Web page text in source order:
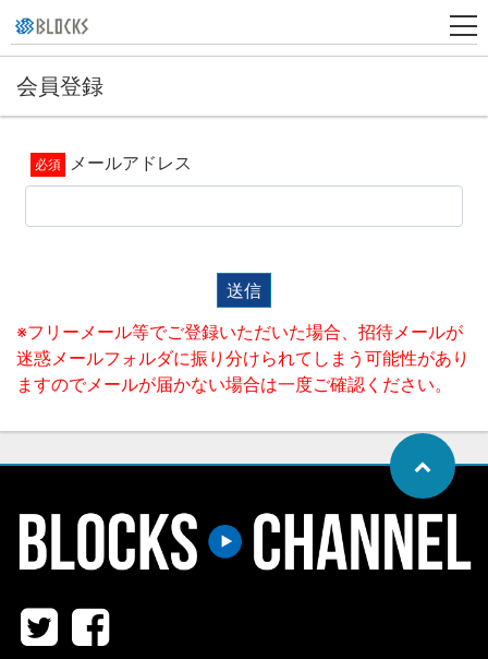
規
会員登録
メールアドレス
送信
※フリーメール等でご登録いただいた場合、招待メールが
迷惑メールフォルダに振り分けられてしまう可能性があり
ますのでメールが届かない場合は一度ご確認ください。